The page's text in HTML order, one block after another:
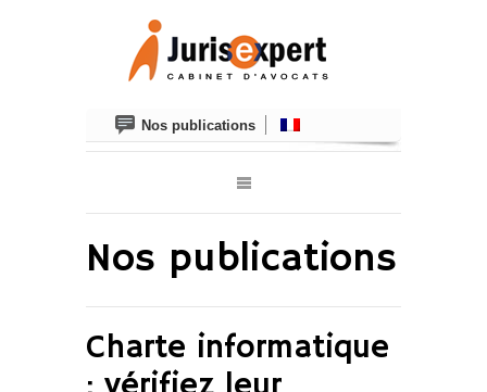
Nos publications
Nos publications
Charte informatique